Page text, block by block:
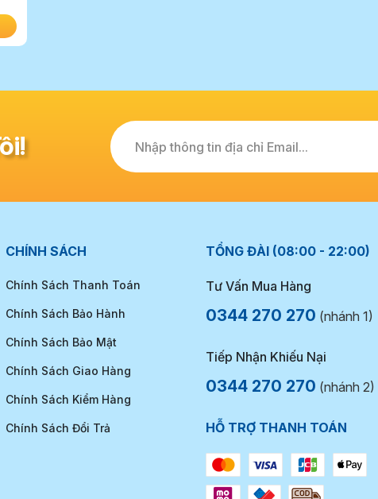
Nhập thông tin địa chỉ Email...
CHÍNH SÁCH
Chính Sách Thanh Toán
Chính Sách Bảo Hành
Chính Sách Bảo Mật
Chính Sách Giao Hàng
Chính Sách Kiểm Hàng
Chính Sách Đổi Trả
TỔNG ĐÀI (08:00 - 22:00)
Tư Vấn Mua Hàng
0344 270 270 (nhánh 1)
Tiếp Nhận Khiếu Nại
0344 270 270 (nhánh 2)
HỖ TRỢ THANH TOÁN